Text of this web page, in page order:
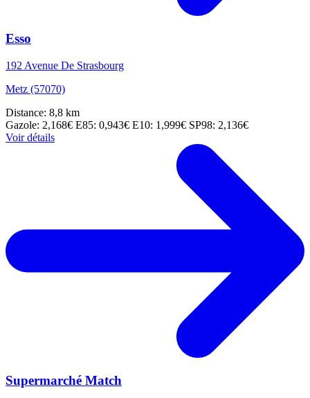
Esso
192 Avenue De Strasbourg
Metz (57070)
Distance: 8,8 km
Gazole: 2,168€ E85: 0,943€ E10: 1,999€ SP98: 2,136€
Voir détails
Supermarché Match